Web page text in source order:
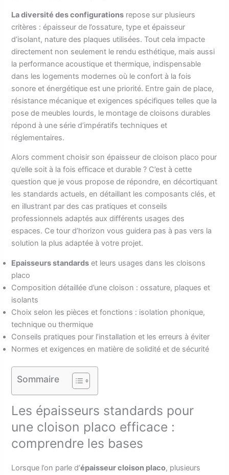
La diversité des configurations repose sur plusieurs
critères : épaisseur de l’ossature, type et épaisseur
d’isolant, nature des plaques utilisées. Tout cela impacte
directement non seulement le rendu esthétique, mais aussi
la performance acoustique et thermique, indispensable
dans les logements modernes où le confort à la fois
sonore et énergétique est une priorité. Entre gain de place,
résistance mécanique et exigences spécifiques telles que la
pose de meubles lourds, le montage de cloisons durables
répond à une série d’impératifs techniques et
réglementaires.
Alors comment choisir son épaisseur de cloison placo pour
qu’elle soit à la fois efficace et durable ? C’est à cette
question que je vous propose de répondre, en décortiquant
les standards actuels, en détaillant les composants clés, et
en illustrant par des cas pratiques et conseils
professionnels adaptés aux différents usages des
espaces. Ce tour d’horizon vous guidera pas à pas vers la
solution la plus adaptée à votre projet.
Epaisseurs standards et leurs usages dans les cloisons
placo
Composition détaillée d’une cloison : ossature, plaques et
isolants
Choix selon les pièces et fonctions : isolation phonique,
technique ou thermique
Conseils pratiques pour l’installation et les erreurs à éviter
Normes et exigences en matière de solidité et de sécurité
Sommaire
Les épaisseurs standards pour
une cloison placo efficace :
comprendre les bases
Lorsque l’on parle d’épaisseur cloison placo, plusieurs